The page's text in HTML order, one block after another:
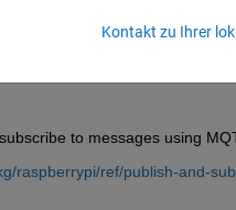
to messages using
raspberrypi/ref/publish-and-
Kontakt zu Ihrer